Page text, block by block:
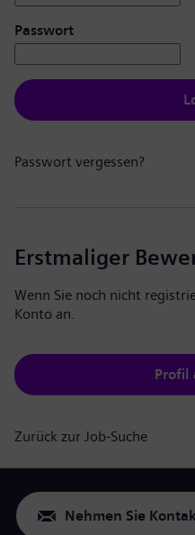
Passwort
Passwort vergessen?
Erstmaliger
Wenn Sie noch nicht
Konto an.
Profil
Zurück zur Job-Suche
Nehmen Sie